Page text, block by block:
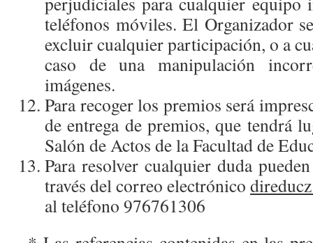
teléfonos móviles. El Organizador
excluir cualquier participación, o a
caso de una manipulación
imágenes.
Para recoger los premios será
de entrega de premios, que tendrá
Salón de Actos de la Facultad de
Para resolver cualquier duda
través del correo electrónico
al teléfono 976761306